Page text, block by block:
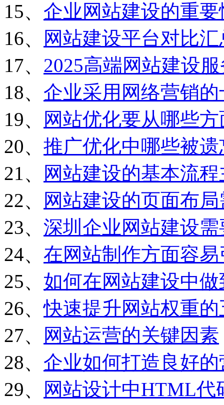
15、 企业网站建设的重要
16、
网站建设平台对比汇
17、 2025高端网站建设
18、 企业采用网络营销
19、
网站优化要从哪些
20、 推广优化中哪些被
21、
网站建设的基本流
22、
网站建设的页面布
23、 深圳企业网站建设
24、 在网站制作方面容
25、 如何在网站建设中
26、快速提升网站权重
27、
网站运营的关键因素
28、 企业如何打造良好
29、
网站设计中HTML代